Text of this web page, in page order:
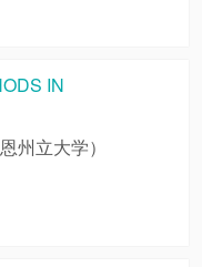
IN
州立大学）